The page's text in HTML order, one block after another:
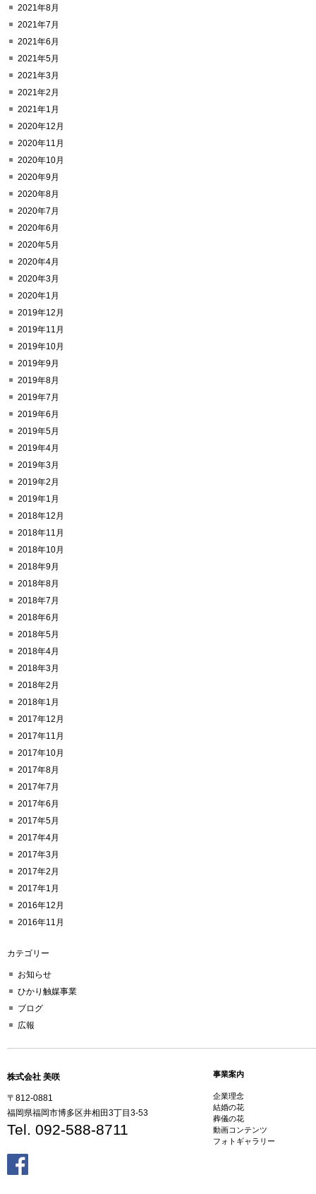
2021年8月
2021年7月
2021年6月
2021年5月
2021年3月
2021年2月
2021年1月
2020年12月
2020年11月
2020年10月
2020年9月
2020年8月
2020年7月
2020年6月
2020年5月
2020年4月
2020年3月
2020年1月
2019年12月
2019年11月
2019年10月
2019年9月
2019年8月
2019年7月
2019年6月
2019年5月
2019年4月
2019年3月
2019年2月
2019年1月
2018年12月
2018年11月
2018年10月
2018年9月
2018年8月
2018年7月
2018年6月
2018年5月
2018年4月
2018年3月
2018年2月
2018年1月
2017年12月
2017年11月
2017年10月
2017年8月
2017年7月
2017年6月
2017年5月
2017年4月
2017年3月
2017年2月
2017年1月
2016年12月
2016年11月
カテゴリー
お知らせ
ひかり触媒事業
ブログ
広報
株式会社 美咲
〒812-0881
福岡県福岡市博多区井相田3丁目3-53
Tel. 092-588-8711
事業案内
企業理念
結婚の花
葬儀の花
動画コンテンツ
フォトギャラリー